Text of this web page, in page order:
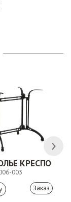
КРЕСПО
003
Заказ